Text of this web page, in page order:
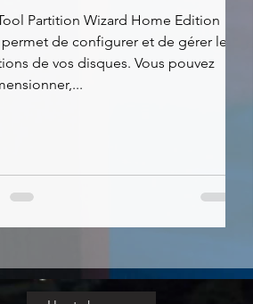
Partition Wizard Home Edition
de configurer et de gérer les
de vos disques. Vous pouvez